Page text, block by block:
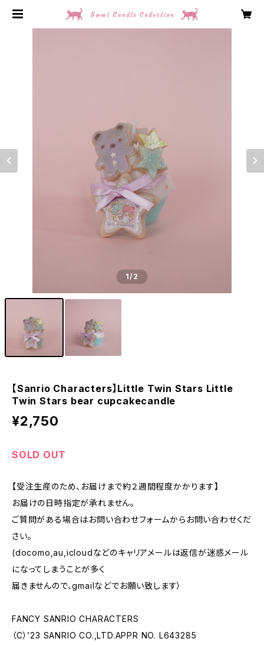
1/2
【Sanrio Characters】Little Twin Stars Little
Twin Stars bear cupcakecandle
¥2,750
SOLD OUT
【受注生産のため、お届けまで約２週間程度かかります】
お届けの日時指定が承れません。
ご質問がある場合はお問い合わせフォームからお問い合わせくだ
さい。
(docomo,au,icloudなどのキャリアメールは返信が迷惑メール
になってしまうことが多く
届きませんので、gmailなどでお願い致します）
FANCY SANRIO CHARACTERS
（C）’23 SANRIO CO.,LTD.APPR NO. L643285